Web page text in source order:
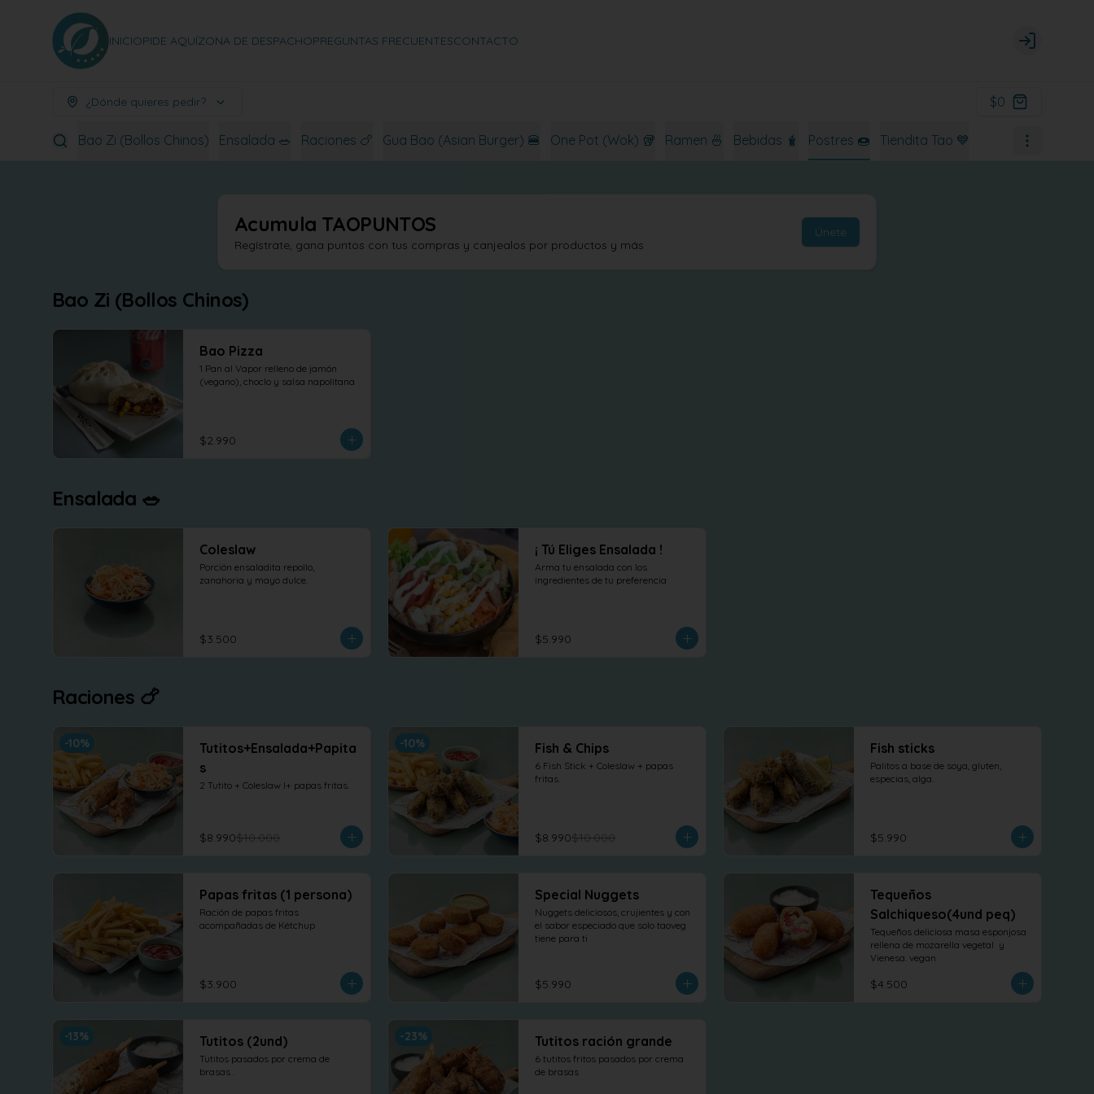
INICIOPIDE AQUÍZONA DE DESPACHOPREGUNTAS FRECUENTESCONTACTO Login
¿Dónde quieres pedir? $0
Bao Zi (Bollos Chinos) Ensalada 🥗 Raciones 🍗 Gua Bao (Asian Burger) 🍔 One Pot (Wok) 🥡 Ramen 🍜 Bebidas 🧋 Postres 🍩 Tiendita Tao 💙
Acumula TAOPUNTOS
Regístrate, gana puntos con tus compras y canjealos por productos y más
Únete
Bao Zi (Bollos Chinos)
Bao Pizza
1 Pan al Vapor relleno de jamón
(vegano), choclo y salsa napolitana
$2.990
Ensalada 🥗
Coleslaw
Porción ensaladita repollo,
zanahoria y mayo dulce.
$3.500
¡ Tú Eliges Ensalada !
Arma tu ensalada con los
ingredientes de tu preferencia
$5.990
Raciones 🍗
-10%
Tutitos+Ensalada+Papita
s
2 Tutito + Coleslaw l+ papas fritas.
$8.990$10.000
-10% Fish & Chips
6 Fish Stick + Coleslaw + papas
fritas.
$8.990$10.000
Fish sticks
Palitos a base de soya, gluten,
especias, alga.
$5.990
Papas fritas (1 persona)
Ración de papas fritas
acompañadas de Kétchup
$3.900
Special Nuggets
Nuggets deliciosos, crujientes y con
el sabor especiado que solo taoveg
tiene para ti
$5.990
Tequeños
Salchiqueso(4und peq)
Tequeños deliciosa masa esponjosa
rellena de mozarella vegetal  y
Vienesa. vegan
$4.500
-13% Tutitos (2und)
Tutitos pasados por crema de
brasas .
-23% Tutitos ración grande
6 tutitos fritos pasados por crema
de brasas